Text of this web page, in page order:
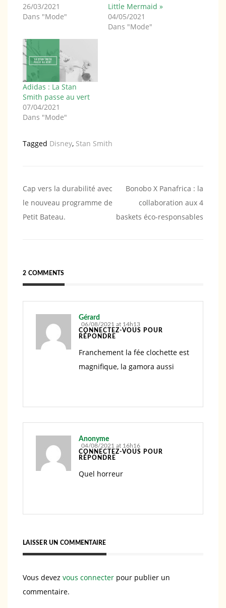
26/03/2021
Dans "Mode"
Little Mermaid »
04/05/2021
Dans "Mode"
Adidas : La Stan
Smith passe au vert
07/04/2021
Dans "Mode"
Tagged Disney, Stan Smith
Navigation
de
l’article
Cap vers la durabilité avec
le nouveau programme de
Petit Bateau.
Bonobo X Panafrica : la
collaboration aux 4
baskets éco-responsables
2 COMMENTS
Gérard
06/08/2021 at 14h13
CONNECTEZ-VOUS POUR
RÉPONDRE
Franchement la fée clochette est
magnifique, la gamora aussi
Anonyme
04/08/2021 at 16h16
CONNECTEZ-VOUS POUR
RÉPONDRE
Quel horreur
LAISSER UN COMMENTAIRE
Vous devez vous connecter pour publier un
commentaire.